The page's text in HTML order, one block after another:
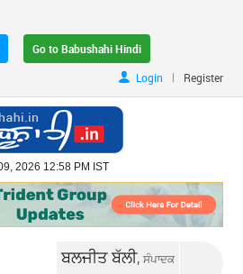
Go to Babushahi Hindi
Login
| Register
2026 12:58 PM IST
ਬਲਜੀਤ ਬੱਲੀ,ਸੰਪਾਦਕ